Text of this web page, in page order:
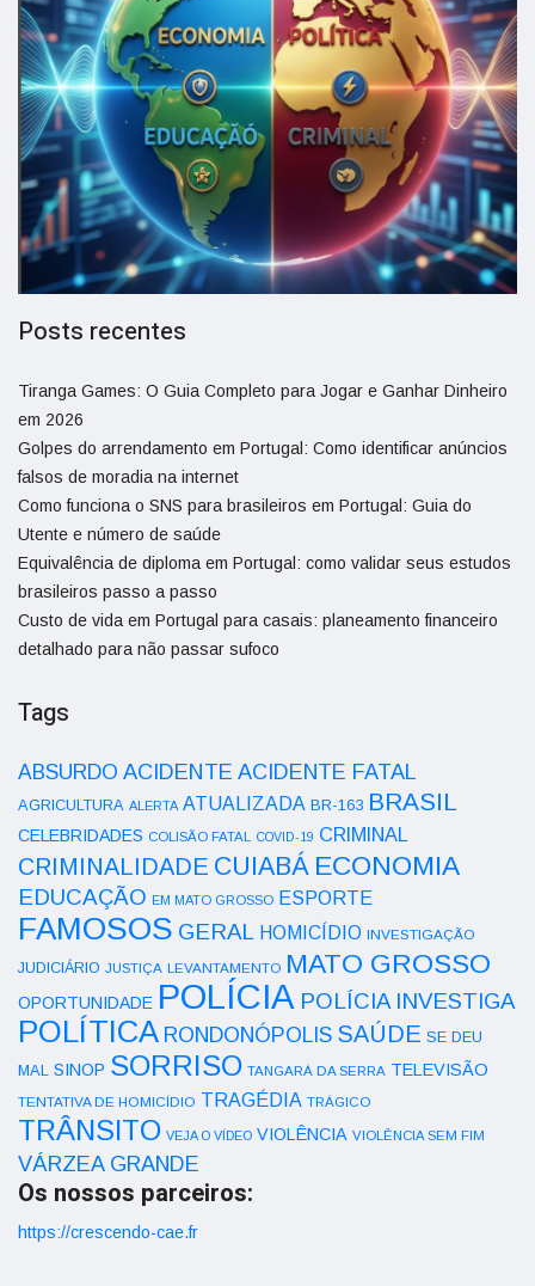
Posts recentes
Tiranga Games: O Guia Completo para Jogar e Ganhar Dinheiro
em 2026
Golpes do arrendamento em Portugal: Como identificar anúncios
falsos de moradia na internet
Como funciona o SNS para brasileiros em Portugal: Guia do
Utente e número de saúde
Equivalência de diploma em Portugal: como validar seus estudos
brasileiros passo a passo
Custo de vida em Portugal para casais: planeamento financeiro
detalhado para não passar sufoco
Tags
ABSURDO ACIDENTE ACIDENTE FATAL
AGRICULTURA ALERTA ATUALIZADA BR-163 BRASIL
CELEBRIDADES COLISÃO FATAL COVID-19 CRIMINAL
CRIMINALIDADE CUIABÁ ECONOMIA
EDUCAÇÃO EM MATO GROSSO ESPORTE
FAMOSOS GERAL HOMICÍDIO INVESTIGAÇÃO
JUDICIÁRIO JUSTIÇA LEVANTAMENTO MATO GROSSO
OPORTUNIDADE POLÍCIA POLÍCIA INVESTIGA
POLÍTICA RONDONÓPOLIS SAÚDE SE DEU
MAL SINOP SORRISO TANGARÁ DA SERRA TELEVISÃO
TENTATIVA DE HOMICÍDIO TRAGÉDIA TRÁGICO
TRÂNSITO VEJA O VÍDEO VIOLÊNCIA VIOLÊNCIA SEM FIM
VÁRZEA GRANDE
Os nossos parceiros:
https://crescendo-cae.fr